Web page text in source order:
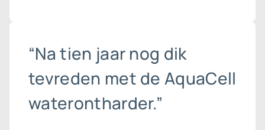
“Na tien jaar nog dik
tevreden met de AquaCell
waterontharder.”